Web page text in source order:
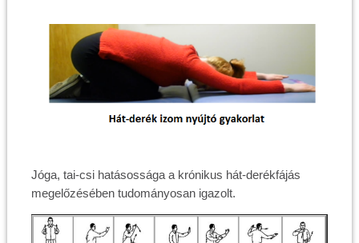
Jóga, tai-csi hatásossága a krónikus hát-derékfájás
megelőzésében tudományosan igazolt.